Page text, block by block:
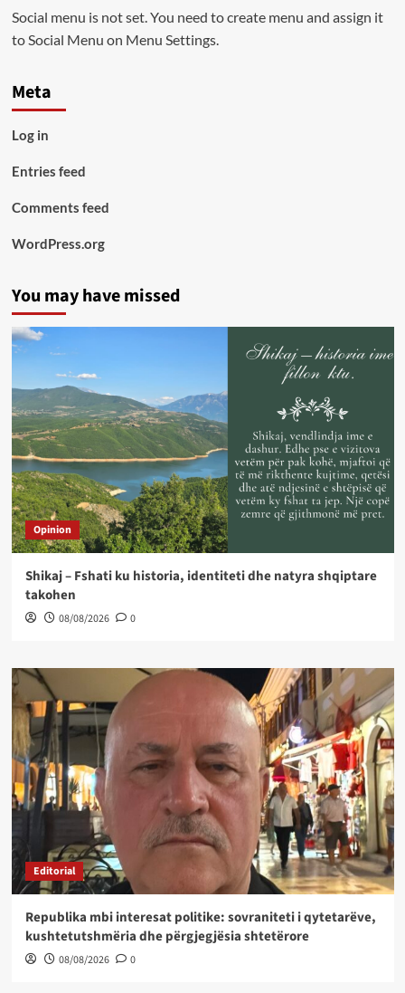
Social menu is not set. You need to create menu and assign it
to Social Menu on Menu Settings.
Meta
Log in
Entries feed
Comments feed
WordPress.org
You may have missed
Opinion
Shikaj – Fshati ku historia, identiteti dhe natyra shqiptare
takohen
08/08/2026 0
Editorial
Republika mbi interesat politike: sovraniteti i qytetarëve,
kushtetutshmëria dhe përgjegjësia shtetërore
08/08/2026 0